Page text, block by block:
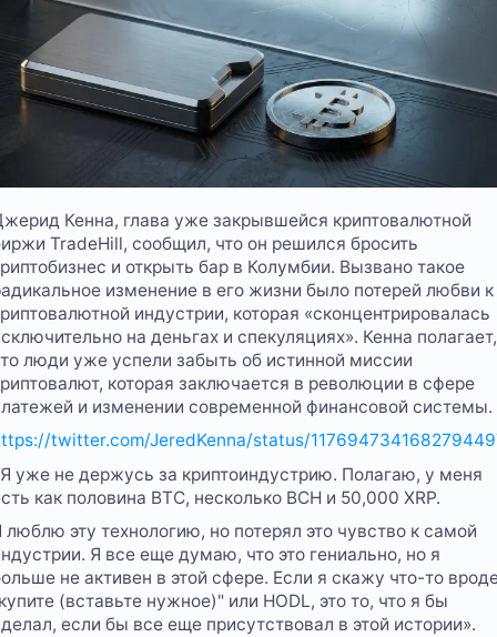
Кенна, глава уже закрывшейся криптовалютной
TradeHill, сообщил, что он решился бросить
и открыть бар в Колумбии. Вызвано такое
изменение в его жизни было потерей любви к
индустрии, которая «сконцентрировалась
на деньгах и спекуляциях». Кенна полагает,
люди уже успели забыть об истинной миссии
которая заключается в революции в сфере
и изменении современной финансовой системы.
twitter.com/JeredKenna/status/
уже не держусь за криптоиндустрию. Полагаю, у меня
как половина BTC, несколько BCH и 50,000 XRP.
люблю эту технологию, но потерял это чувство к самой
Я все еще думаю, что это гениально, но я
не активен в этой сфере. Если я скажу что-то
(вставьте нужное)" или HODL, это то, что я бы
если бы все еще присутствовал в этой истории».